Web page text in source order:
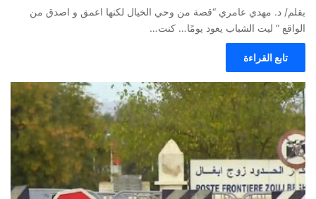
بقلم/ د. مهدي عامري “قصة من وحي الخيال لكنها اعمق و اصدق من
الواقع “ ليت الشباب يعود يومًا… كنت…
تابع القراءة